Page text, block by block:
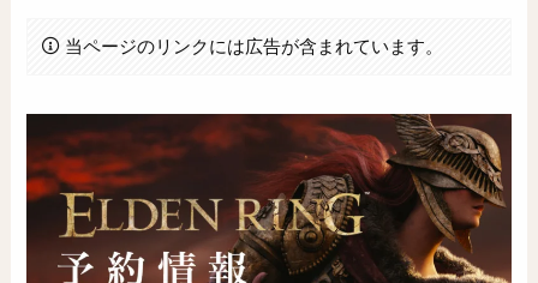
当ページのリンクには広告が含まれています。